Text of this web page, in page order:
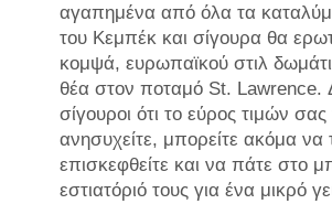
αγαπημένα από όλα τα
του Κεμπέκ και σίγουρα θα
κομψά, ευρωπαϊκού στιλ
θέα στον ποταμό St. Lawrence.
σίγουροι ότι το εύρος τιμών σας
ανησυχείτε, μπορείτε ακόμα να
επισκεφθείτε και να πάτε στο
εστιατόριό τους για ένα μικρό